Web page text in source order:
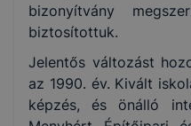
bizonyítvány
biztosítottuk.
Jelentős változást
az 1990. év. Kivált
képzés, és önálló